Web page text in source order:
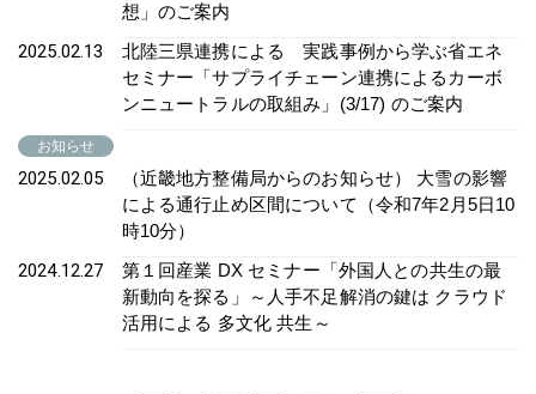
想」のご案内
2025.02.13
北陸三県連携による 実践事例から学ぶ省エネ
セミナー「サプライチェーン連携によるカーボ
ンニュートラルの取組み」(3/17) のご案内
お知らせ
2025.02.05
（近畿地方整備局からのお知らせ） 大雪の影響
による通行止め区間について（令和7年2月5日10
時10分）
2024.12.27
第１回産業 DX セミナー「外国人との共生の最
新動向を探る」～人手不足解消の鍵は クラウド
活用による 多文化 共生～